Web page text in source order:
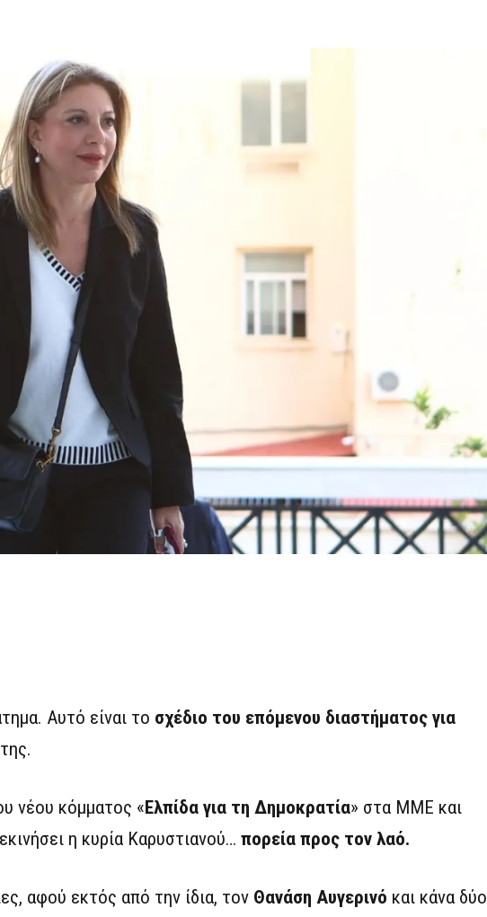
Αυτό είναι το σχέδιο του επόμενου διαστήματος για
νέου κόμματος «Ελπίδα για τη Δημοκρατία» στα ΜΜΕ και
η κυρία Καρυστιανού… πορεία προς τον λαό.
αφού εκτός από την ίδια, τον Θανάση Αυγερινό και κάνα δύο